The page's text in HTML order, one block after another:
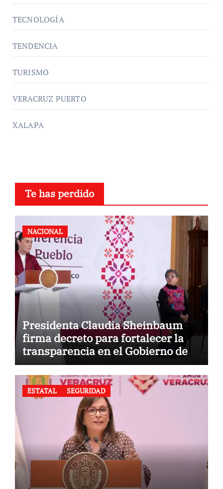
TECNOLOGÍA
TENDENCIA
TURISMO
VERACRUZ PUERTO
XALAPA
Te has perdido
NACIONAL
Presidenta Claudia Sheinbaum
firma decreto para fortalecer la
transparencia en el Gobierno de
México
ESTATAL SEGURIDAD